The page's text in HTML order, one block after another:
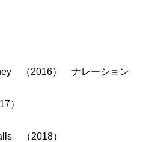
（2016） ナレーション
）
（2018）